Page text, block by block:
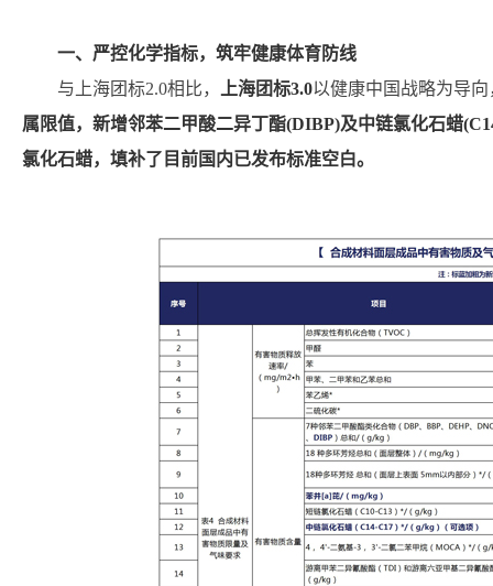
一、严控化学指标，筑牢健康体育防线
与上海团标2.0相比，
上海团标3.0以健康中国战略为导向
属限值，新增邻苯二甲酸二异丁酯(DIBP)及中链氯化石蜡
氯化石蜡，填补了目前国内已发布标准空白。